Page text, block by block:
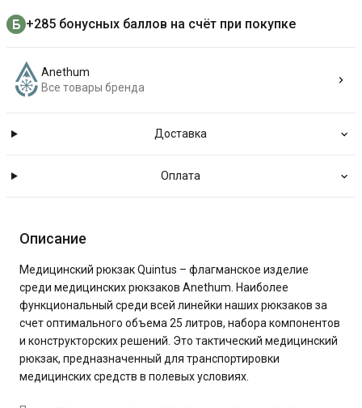
+285 бонусных баллов на счёт при покупке
Anethum
Все товары бренда
Доставка
Оплата
Описание
Медицинский рюкзак Quintus – флагманское изделие
среди медицинских рюкзаков Anethum. Наиболее
функциональный среди всей линейки наших рюкзаков за
счет оптимального объема 25 литров, набора компонентов
и конструкторских решений. Это тактический медицинский
рюкзак, предназначенный для транспортировки
медицинских средств в полевых условиях.